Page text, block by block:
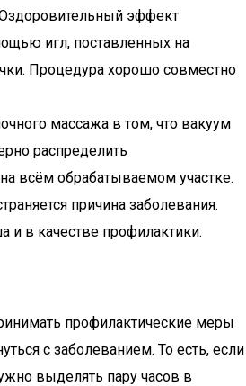
эффект
игл, поставленных на
Процедура хорошо совместно
массажа в том, что вакуум
распределить
всём обрабатываемом участке.
причина заболевания.
и в качестве профилактики.
профилактические меры
с заболеванием. То есть, если
выделять пару часов в